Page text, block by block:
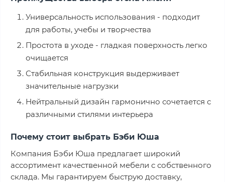
Универсальность использования - подходит
для работы, учебы и творчества
Простота в уходе - гладкая поверхность легко
очищается
Стабильная конструкция выдерживает
значительные нагрузки
Нейтральный дизайн гармонично сочетается с
различными стилями интерьера
Почему стоит выбрать Бэби Юша
Компания Бэби Юша предлагает широкий
ассортимент качественной мебели с собственного
склада. Мы гарантируем быструю доставку,